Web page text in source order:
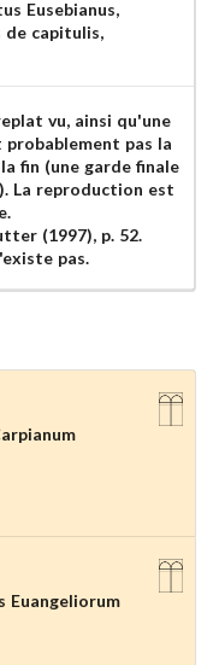
Eusebianus,
de capitulis,
vu, ainsi qu'une
pas la
fin (une garde finale
La reproduction est
(1997), p. 52.
pas.
Euangeliorum